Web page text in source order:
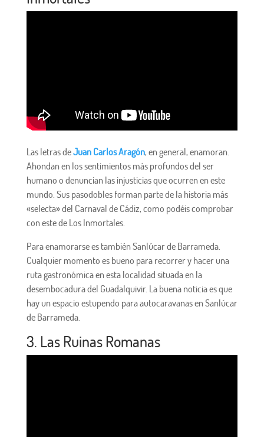
Las letras deJuan Carlos Aragón, en general, enamoran.
Ahondan en los sentimientos más profundos del ser
humano o denuncian las injusticias que ocurren en este
mundo. Sus pasodobles forman parte de la historia más
«selecta» del Carnaval de Cádiz, como podéis comprobar
con este de Los Inmortales.
Para enamorarse es también Sanlúcar de Barrameda.
Cualquier momento es bueno para recorrer y hacer una
ruta gastronómica en esta localidad situada en la
desembocadura del Guadalquivir. La buena noticia es que
hay un espacio estupendo para autocaravanas en Sanlúcar
de Barrameda.
3. Las Ruinas Romanas